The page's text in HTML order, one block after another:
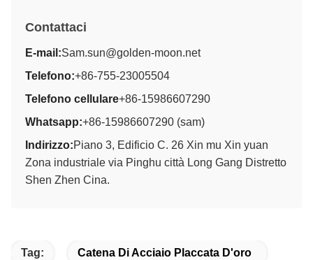
Contattaci
E-mail:Sam.sun@golden-moon.net
Telefono:+86-755-23005504
Telefono cellulare+86-15986607290
Whatsapp:+86-15986607290 (sam)
Indirizzo:Piano 3, Edificio C. 26 Xin mu Xin yuan
Zona industriale via Pinghu città Long Gang Distretto
Shen Zhen Cina.
Tag: Catena Di Acciaio Placcata D'oro